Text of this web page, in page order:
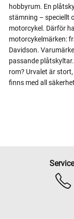
hobbyrum. En
stämning – speciellt
motorcykel. Därför
motorcykelmärken:
Davidson.
passande
rom? Urvalet är
finns med all